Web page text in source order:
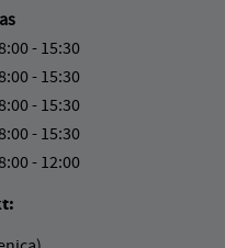
- 15:30
- 15:30
- 15:30
- 15:30
- 12:00